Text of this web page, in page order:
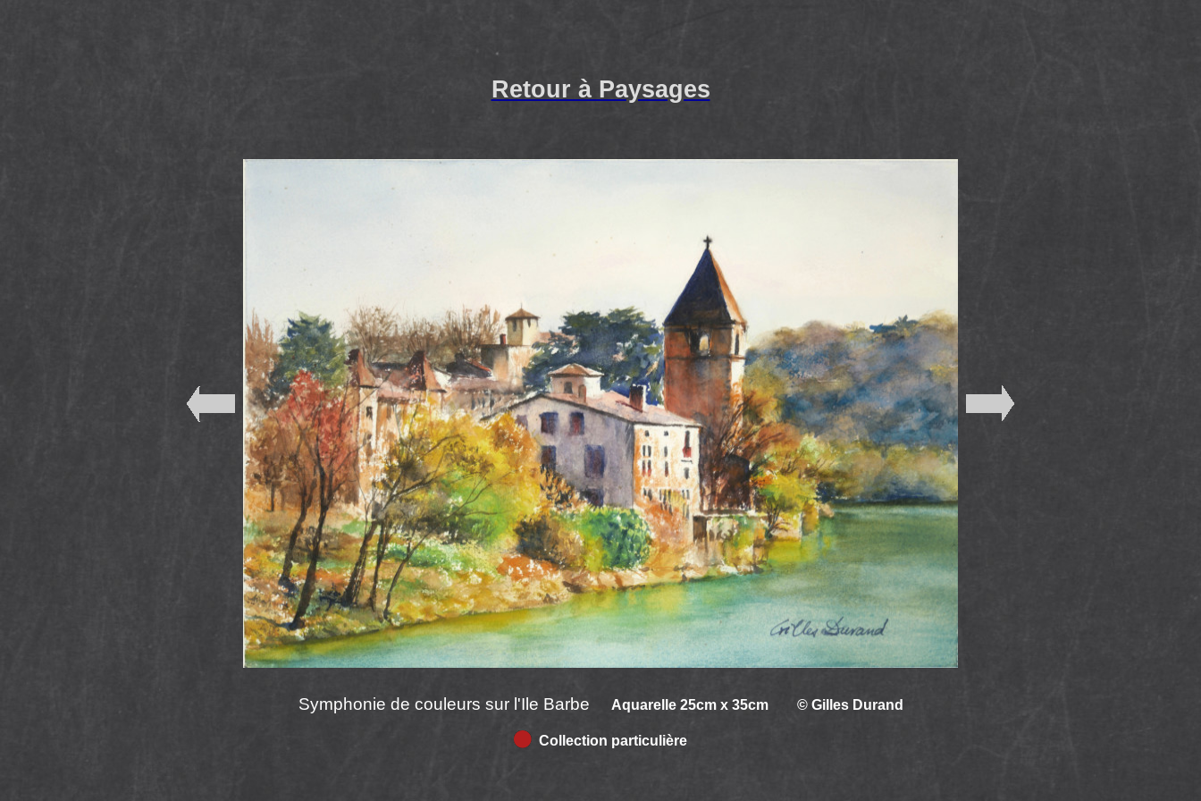
Retour à Paysages
Symphonie de couleurs sur l'Ile Barbe Aquarelle 25cm x 35cm © Gilles Durand
Collection particulière